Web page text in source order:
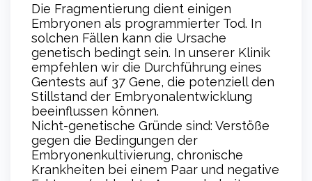
Die Fragmentierung dient einigen
Embryonen als programmierter Tod. In
solchen Fällen kann die Ursache
genetisch bedingt sein. In unserer Klinik
empfehlen wir die Durchführung eines
Gentests auf 37 Gene, die potenziell den
Stillstand der Embryonalentwicklung
beeinflussen können.
Nicht-genetische Gründe sind: Verstöße
gegen die Bedingungen der
Embryonenkultivierung, chronische
Krankheiten bei einem Paar und negative